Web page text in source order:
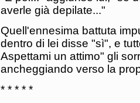
averle già depilate..."
Quell'ennesima battuta
dentro di lei disse "sì", e
Aspettami un attimo" gli
ancheggiando verso la
* * * * *